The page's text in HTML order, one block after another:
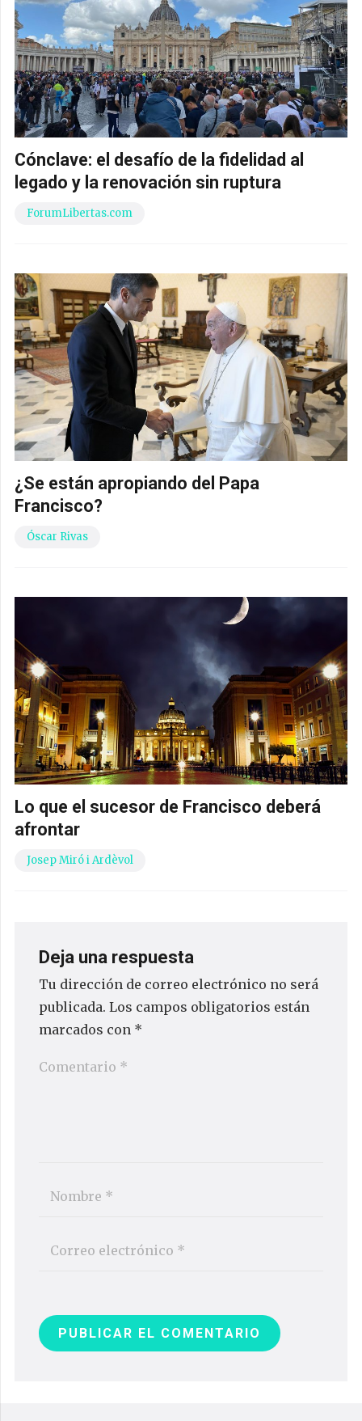
Cónclave: el desafío de la fidelidad al
legado y la renovación sin ruptura
ForumLibertas.com
¿Se están apropiando del Papa
Francisco?
Óscar Rivas
Lo que el sucesor de Francisco deberá
afrontar
Josep Miró i Ardèvol
Deja una respuesta
Tu dirección de correo electrónico no será
publicada. Los campos obligatorios están
marcados con *
PUBLICAR EL COMENTARIO